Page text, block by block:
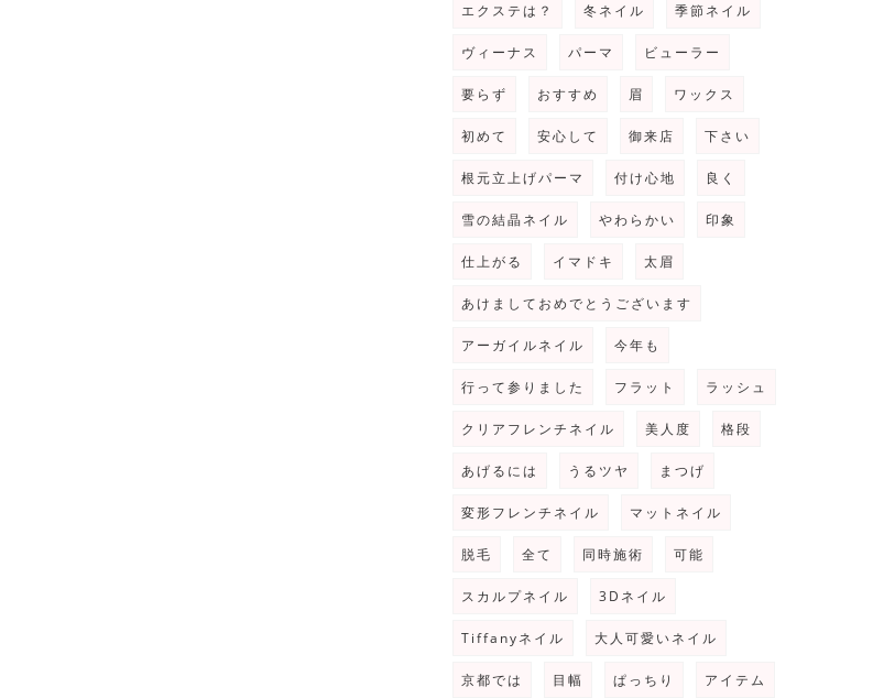
エクステは？ 冬ネイル 季節ネイル
ヴィーナス パーマ ビューラー
要らず おすすめ 眉 ワックス
初めて 安心して 御来店 下さい
根元立上げパーマ 付け心地 良く
雪の結晶ネイル やわらかい 印象
仕上がる イマドキ 太眉
あけましておめでとうございます
アーガイルネイル 今年も
行って参りました フラット ラッシュ
クリアフレンチネイル 美人度 格段
あげるには うるツヤ まつげ
変形フレンチネイル マットネイル
脱毛 全て 同時施術 可能
スカルプネイル 3Dネイル
Tiffanyネイル 大人可愛いネイル
京都では 目幅 ぱっちり アイテム